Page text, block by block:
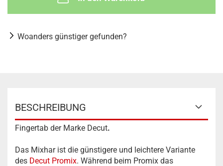
Woanders günstiger gefunden?
BESCHREIBUNG
Fingertab der Marke Decut.
Das Mixhar ist die günstigere und leichtere Variante
des Decut Promix. Während beim Promix das